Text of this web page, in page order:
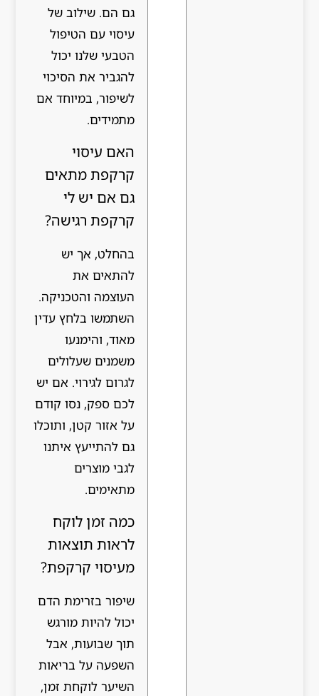
גם הם. שילוב של
עיסוי עם הטיפול
הטבעי שלנו יכול
להגביר את הסיכוי
לשיפור, במיוחד אם
מתמידים.
האם עיסוי
קרקפת מתאים
גם אם יש לי
קרקפת רגישה?
בהחלט, אך יש
להתאים את
העוצמה והטכניקה.
השתמשו בלחץ עדין
מאוד, והימנעו
משמנים שעלולים
לגרום לגירוי. אם יש
לכם ספק, נסו קודם
על אזור קטן, ותוכלו
גם להתייעץ איתנו
לגבי מוצרים
מתאימים.
כמה זמן לוקח
לראות תוצאות
מעיסוי קרקפת?
שיפור בזרימת הדם
יכול להיות מורגש
תוך שבועות, אבל
השפעה על בריאות
השיער לוקחת זמן,